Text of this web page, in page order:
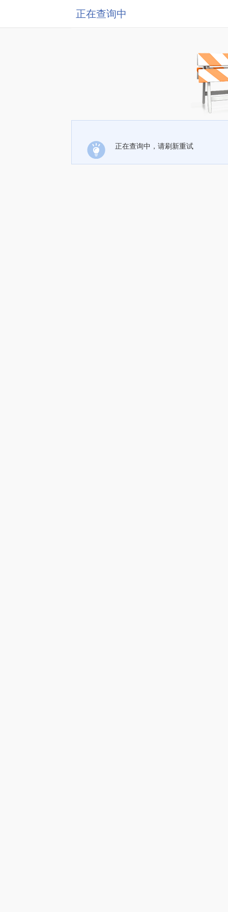
正在查询中
正在查询中，请刷新重试